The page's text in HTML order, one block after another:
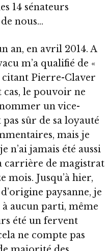
14 sénateurs
nous…
an, en avril 2014. A
m’a qualifié de «
Pierre-Claver
le pouvoir ne
un vice-
sûr de sa loyauté
mais je
n’ai jamais été aussi
carrière de magistrat
mois. Jusqu’à hier,
paysanne, je
à aucun parti, même
été un fervent
ne compte pas